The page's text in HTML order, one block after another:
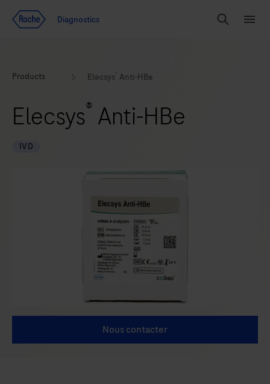
Diagnostics
Chercher
Products Elecsys Anti-HBe
Elecsys® Anti-HBe
IVD
Nous contacter